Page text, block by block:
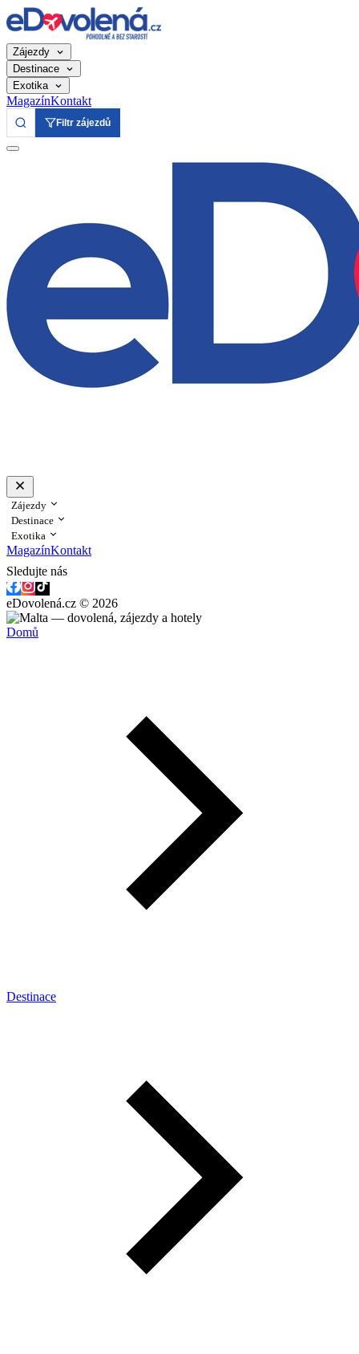
Zájezdy
Destinace
Exotika
MagazínKontakt
Filtr zájezdů
Zájezdy
Destinace
Exotika
MagazínKontakt
Sledujte nás
eDovolená.cz © 2026
Domů
Destinace